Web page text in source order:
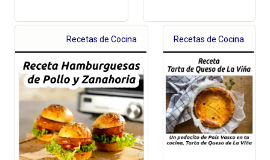
Recetas de Cocina Recetas de Cocina